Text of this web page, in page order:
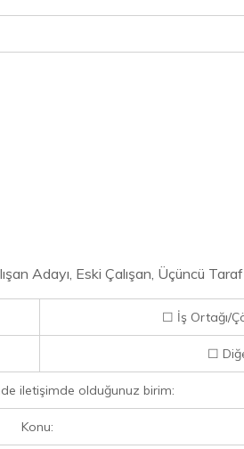
Adayı, Eski Çalışan, Üçüncü
☐ İş Ortağı/
☐
iletişimde olduğunuz birim:
Konu: